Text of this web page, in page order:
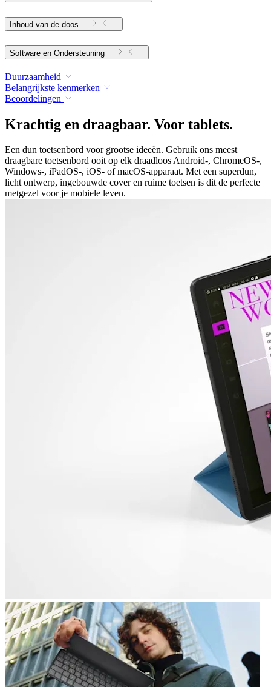
Inhoud van de doos
Software en Ondersteuning
Duurzaamheid
Belangrijkste kenmerken
Beoordelingen
Krachtig en draagbaar. Voor tablets.
Een dun toetsenbord voor grootse ideeën. Gebruik ons meest
draagbare toetsenbord ooit op elk draadloos Android-, ChromeOS-,
Windows-, iPadOS-, iOS- of macOS-apparaat. Met een superdun,
licht ontwerp, ingebouwde cover en ruime toetsen is dit de perfecte
metgezel voor je mobiele leven.